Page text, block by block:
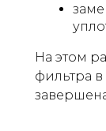
На этом
фильтра